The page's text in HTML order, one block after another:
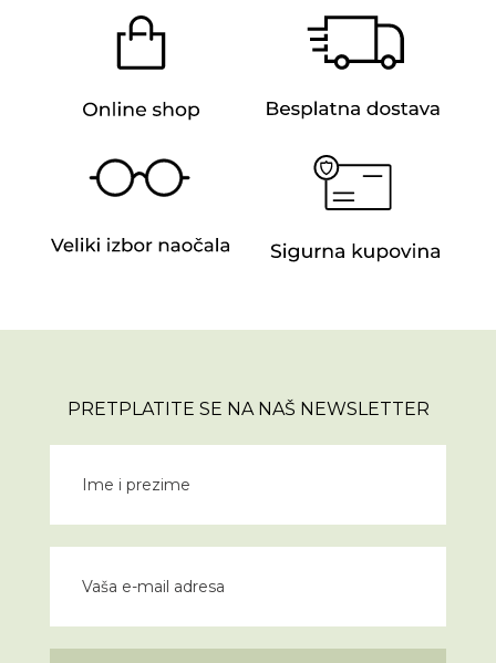
PRETPLATITE SE NA NAŠ NEWSLETTER